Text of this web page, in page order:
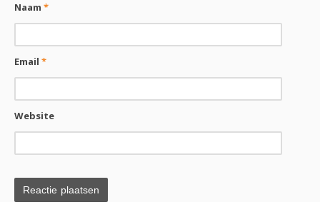
Naam*
Email*
Website